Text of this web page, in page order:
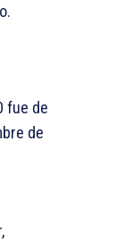
fue de
de